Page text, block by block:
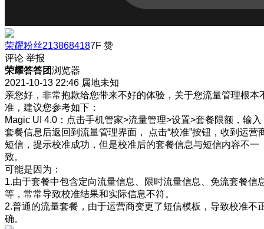
荣耀粉丝2138684187F 赞
评论 举报
荣耀答答团浏览器
2021-10-13 22:46 属地未知
亲您好，非常抱歉给您带来不好的体验，关于您流量管理根本
准，建议您参考如下：
Magic UI 4.0：点击手机管家>流量管理>设置>套餐限额，输入
套餐信息后返回到流量管理界面， 点击“校准”按钮，收到运营
短信，提示校准成功，但是校准后的套餐信息与短信内容不一
致。
可能是因为：
1.由于套餐中包含定向流量信息、限时流量信息、免流套餐信
等，常常导致校准结果和实际信息不符。
2.普通的流量套餐，由于运营商变更了短信模板，导致校准不
确。